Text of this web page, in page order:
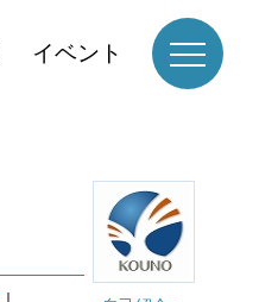
イベント